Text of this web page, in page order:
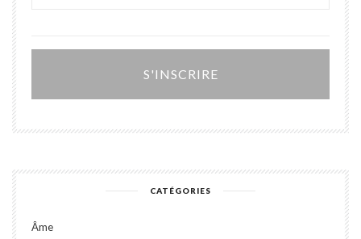
CATÉGORIES
Âme